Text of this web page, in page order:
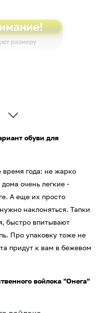
обуви для
года: не жарко
очень легкие -
А еще их просто
наклоняться. Тапки
быстро впитывают
Про упаковку тоже не
придут к вам в бежевом
войлока "Онега"